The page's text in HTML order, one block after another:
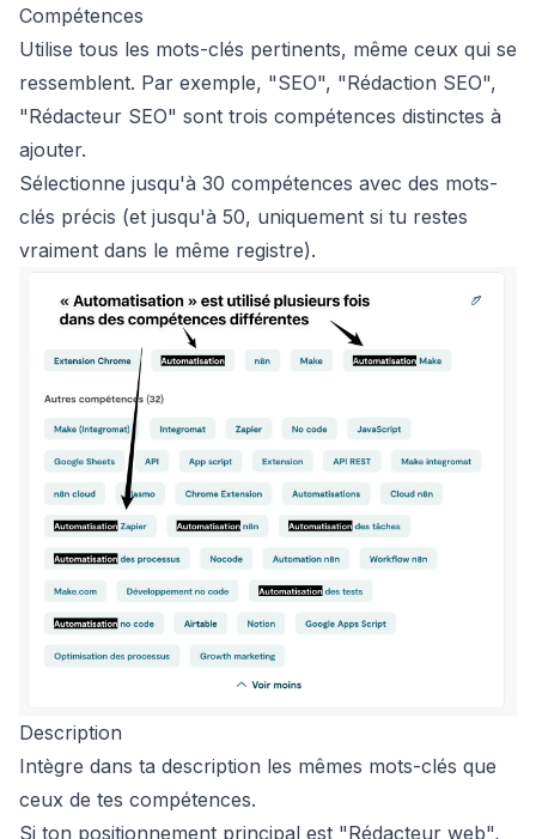
Compétences
Utilise tous les mots-clés pertinents, même ceux qui se
ressemblent. Par exemple, "SEO", "Rédaction SEO",
"Rédacteur SEO" sont trois compétences distinctes à
ajouter.
Sélectionne jusqu'à 30 compétences avec des mots-
clés précis (et jusqu'à 50, uniquement si tu restes
vraiment dans le même registre).
Description
Intègre dans ta description les mêmes mots-clés que
ceux de tes compétences.
Si ton positionnement principal est "Rédacteur web",